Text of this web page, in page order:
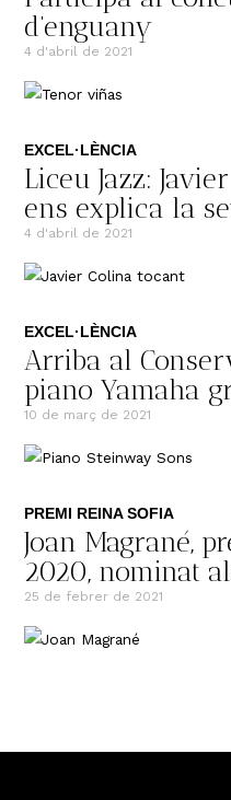
d’enguany
4 d'abril de 2021
EXCEL·LÈNCIA
Liceu Jazz:
ens explica la
4 d'abril de 2021
EXCEL·LÈNCIA
Arriba al
piano Yamaha
10 de març de 2021
PREMI REINA SOFIA
Joan Magrané,
2020, nominat
25 de febrer de 2021